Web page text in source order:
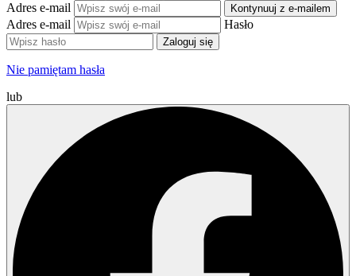
Adres e-mail
Kontynuuj z e-mailem
Adres e-mail Hasło
Zaloguj się
Nie pamiętam hasła
lub